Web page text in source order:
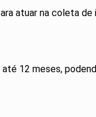
atuar na coleta
12 meses,